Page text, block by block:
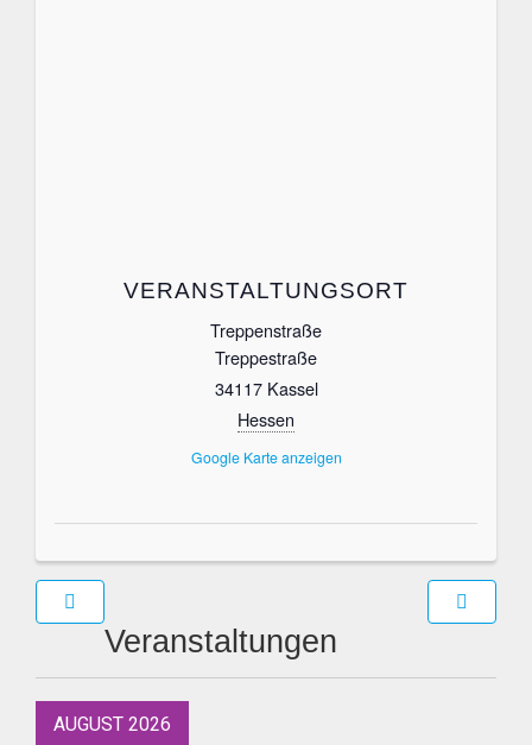
VERANSTALTUNGSORT
Treppenstraße
Treppestraße
34117 Kassel
Hessen
Google Karte anzeigen
Veranstaltungen
AUGUST 2026